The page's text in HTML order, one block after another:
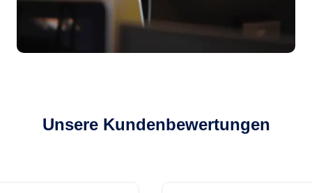
Unsere Kundenbewertungen